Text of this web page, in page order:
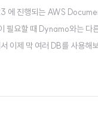
진행되는 AWS
필요할 때 Dynamo와는
이제 막 여러 DB를 사용